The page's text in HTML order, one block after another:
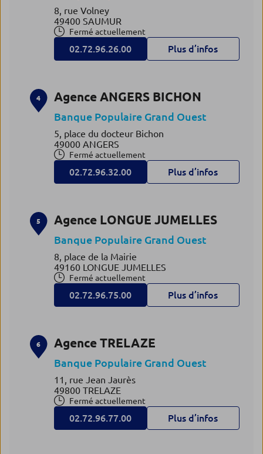
8, rue Volney
49400 SAUMUR
Fermé actuellement
02.72.96.26.00 Plus d’infos
4 Agence ANGERS BICHON
Banque Populaire Grand Ouest
5, place du docteur Bichon
49000 ANGERS
Fermé actuellement
02.72.96.32.00 Plus d’infos
5 Agence LONGUE JUMELLES
Banque Populaire Grand Ouest
8, place de la Mairie
49160 LONGUE JUMELLES
Fermé actuellement
02.72.96.75.00 Plus d’infos
6 Agence TRELAZE
Banque Populaire Grand Ouest
11, rue Jean Jaurès
49800 TRELAZE
Fermé actuellement
02.72.96.77.00 Plus d’infos